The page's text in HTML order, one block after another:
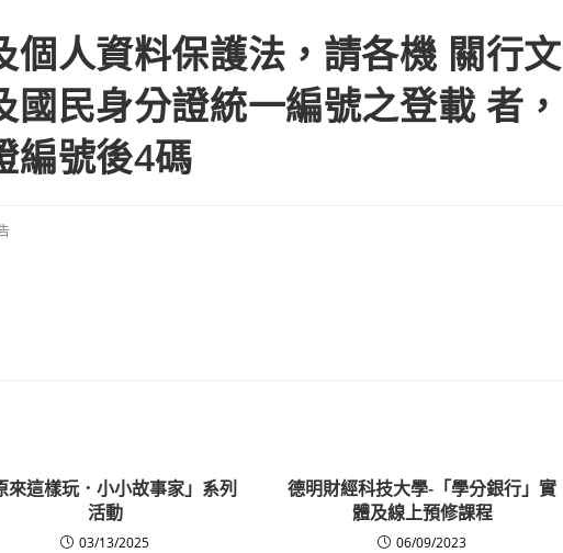
個人資料保護法，請各機 關行文
民身分證統一編號之登載 者，
編號後4碼
來這樣玩．小小故事家」系列
活動
03/13/2025
德明財經科技大學-「學分銀行」實
體及線上預修課程
06/09/2023